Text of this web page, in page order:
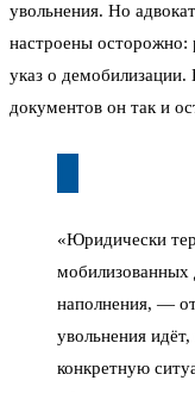
увольнения. Но
настроены
указ о демобилизации.
документов он так и
«Юридически
мобилизованных
наполнения, —
увольнения
конкретную